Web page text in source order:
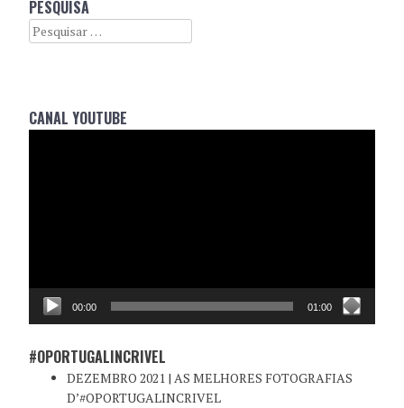
PESQUISA
Search
CANAL YOUTUBE
00:00 01:00
#OPORTUGALINCRIVEL
DEZEMBRO 2021 | AS MELHORES FOTOGRAFIAS
D’#OPORTUGALINCRIVEL